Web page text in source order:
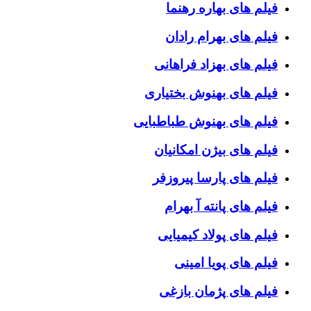
فیلم های بهاره رهنما
فیلم های بهرام رادان
فیلم های بهزاد فراهانی
فیلم های بهنوش بختیاری
فیلم های بهنوش طباطبایی
فیلم های بیژن امکانیان
فیلم های پارسا پیروزفر
فیلم های پانته آ بهرام
فیلم های پولاد کیمیایی
فیلم های پویا امینی
فیلم های پژمان بازغی